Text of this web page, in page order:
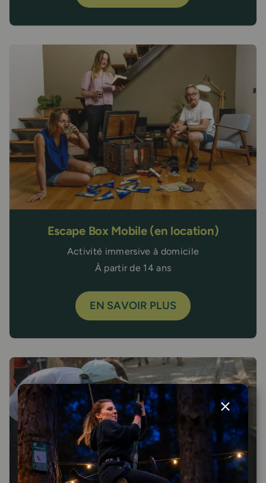
Escape Box Mobile (en location)
Activité immersive à domicile
À partir de 14 ans
EN SAVOIR PLUS